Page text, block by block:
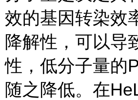
效的基因转染效
降解性，可以导
性，低分子量的
随之降低。在